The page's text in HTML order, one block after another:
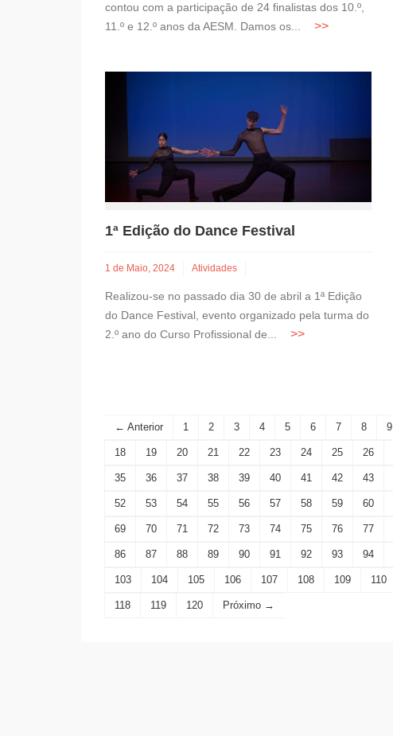
contou com a participação de 24 finalistas dos 10.º,
11.º e 12.º anos da AESM. Damos os...
1ª Edição do Dance Festival
1 de Maio, 2024 Atividades
Realizou-se no passado dia 30 de abril a 1ª Edição
do Dance Festival, evento organizado pela turma do
2.º ano do Curso Profissional de...
← Anterior 1 2 3 4 5 6 7 8 9
18 19 20 21 22 23 24 25 26
35 36 37 38 39 40 41 42 43
52 53 54 55 56 57 58 59 60
69 70 71 72 73 74 75 76 77
86 87 88 89 90 91 92 93 94
103 104 105 106 107 108 109 110
118 119 120 Próximo →